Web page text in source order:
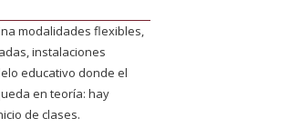
modalidades flexibles,
instalaciones
educativo donde el
en teoría: hay
de clases.